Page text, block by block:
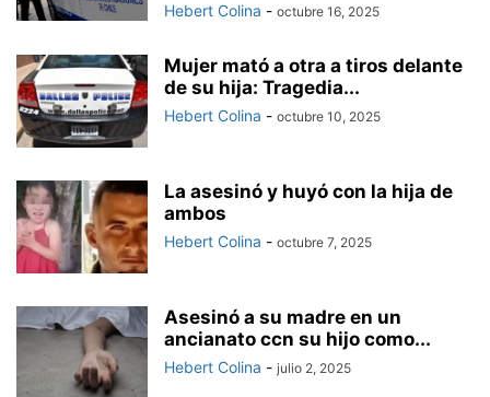
Hebert Colina - octubre 16, 2025
Mujer mató a otra a tiros delante
de su hija: Tragedia...
Hebert Colina - octubre 10, 2025
La asesinó y huyó con la hija de
ambos
Hebert Colina - octubre 7, 2025
Asesinó a su madre en un
ancianato ccn su hijo como...
Hebert Colina - julio 2, 2025